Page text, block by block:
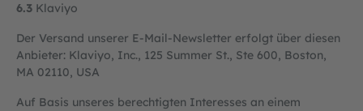
6.3 Klaviyo
Der Versand unserer E-Mail-Newsletter erfolgt über diesen
Anbieter: Klaviyo, Inc., 125 Summer St., Ste 600, Boston,
MA 02110, USA
Auf Basis unseres berechtigten Interesses an einem